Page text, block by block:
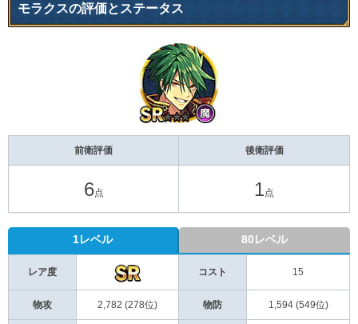
モラクスの評価とステータス
前衛評価 後衛評価
6点 1点
1レベル 80レベル
レア度 コスト 15
物攻 2,782 (278位) 物防 1,594 (549位)